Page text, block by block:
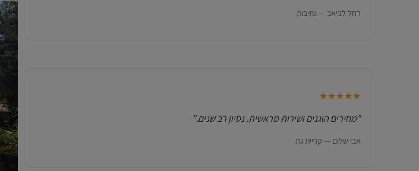
רחל לביאב — נתיבות
★★★★★
"מחירים הוגנים ושירות מראשית. נסיון רב שנים."
אבי שלום — קריית גת